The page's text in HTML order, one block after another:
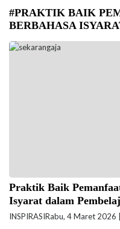
#PRAKTIK BAIK
BERBAHASA
Kegiatan Training of Trainer
Praktik Baik
Isyarat dalam
INSPIRASIRabu, 4 Maret 2026